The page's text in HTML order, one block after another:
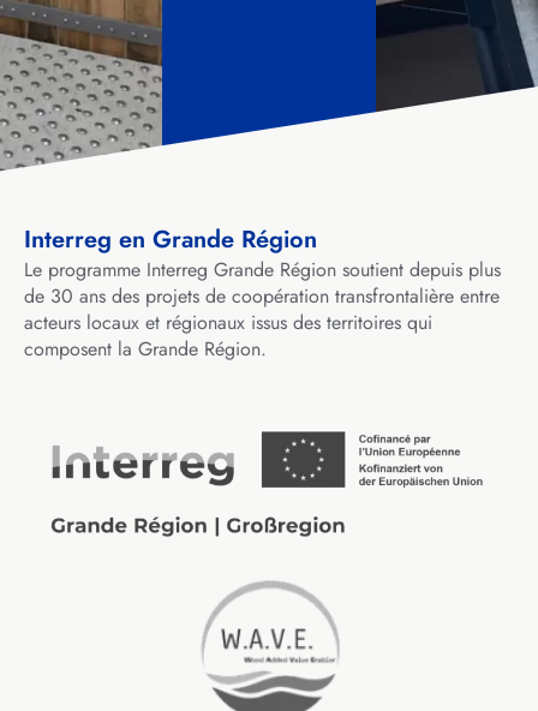
Interreg en Grande Région
Le programme Interreg Grande Région soutient depuis plus
de 30 ans des projets de coopération transfrontalière entre
acteurs locaux et régionaux issus des territoires qui
composent la Grande Région.